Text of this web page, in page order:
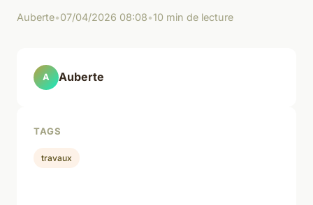
Auberte•07/04/2026 08:08•10 min de lecture
A Auberte
TAGS
travaux